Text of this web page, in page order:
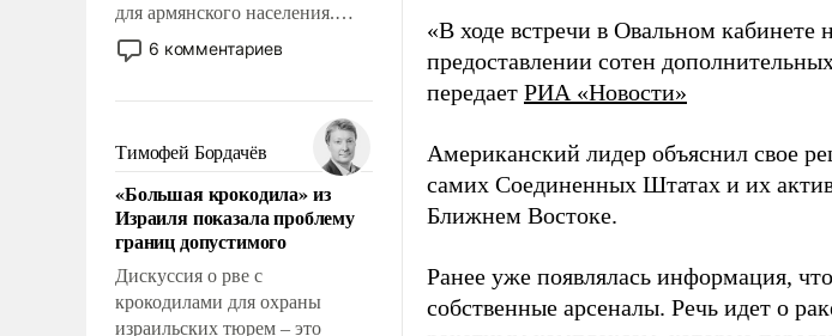
для армянского населения.
Мир, где этому населению все
должны просто по
политические прожекты будут
беспрекословно оплачиваться
за счет российских
налогоплательщиков и где за
свои поступки не нужно
отвечать.
6 комментариев
Тимофей Бордачёв
«Большая крокодила» из
Израиля показала проблему
границ допустимого
Дискуссия о рве с
крокодилами для охраны
израильских тюрем – это
«В ходе встречи в Овальном кабинете
предоставлении сотен
передает РИА «Новости»
Американский лидер объяснил свое
самих Соединенных Штатах и их
Ближнем Востоке.
Ранее уже появлялась информация,
собственные арсеналы. Речь идет о